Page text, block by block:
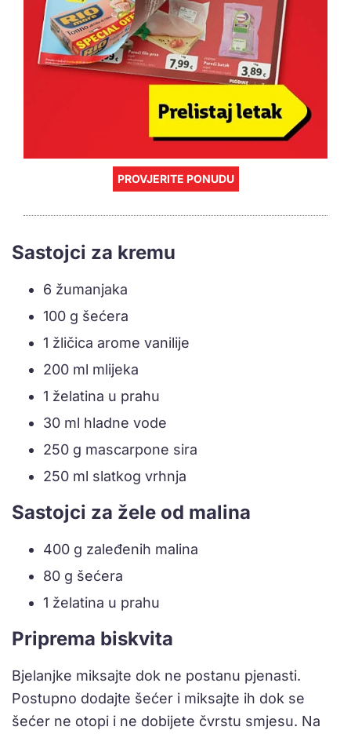
PROVJERITE PONUDU
Sastojci za kremu
6 žumanjaka
100 g šećera
1 žličica arome vanilije
200 ml mlijeka
1 želatina u prahu
30 ml hladne vode
250 g mascarpone sira
250 ml slatkog vrhnja
Sastojci za žele od malina
400 g zaleđenih malina
80 g šećera
1 želatina u prahu
Priprema biskvita
Bjelanjke miksajte dok ne postanu pjenasti.
Postupno dodajte šećer i miksajte ih dok se
šećer ne otopi i ne dobijete čvrstu smjesu. Na